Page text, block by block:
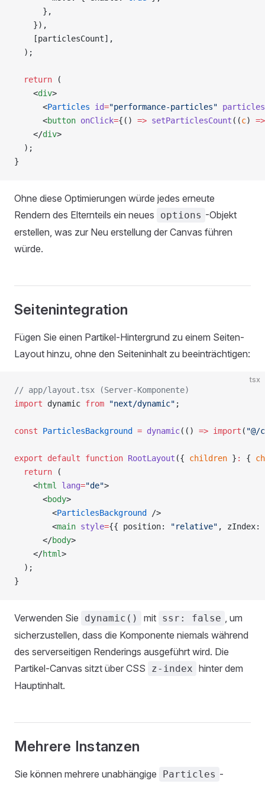
      },
    }),
    [particlesCount],
  );
  return
(
    <
div>
      <
Particles id="performance-particles"
      <
button onClick={() => setParticlesCount ((c) =>
    </
div>
  );
}
Ohne diese Optimierungen würde jedes erneute
Rendern des Elternteils ein neues
options -Objekt
erstellen, was zur Neu erstellung der Canvas führen
würde.
Seitenintegration
Fügen Sie einen Partikel-Hintergrund zu einem Seiten-
Layout hinzu, ohne den Seiteninhalt zu beeinträchtigen:
tsx
// app/layout.tsx (Server-Komponente)
import dynamic from "next/dynamic" ;
const ParticlesBackground = dynamic(() => import ( "@/
export default function RootLayout ({ children } : {
  return
(
    <
html lang="de">
      <
body>
        <
ParticlesBackground
/>
        <
main style={{ position: "relative" , zIndex:
      </
body>
    </
html>
  );
}
Verwenden Sie dynamic() mit ssr: false
, um
sicherzustellen, dass die Komponente niemals während
des serverseitigen Renderings ausgeführt wird. Die
Partikel-Canvas sitzt über CSS
z-index hinter dem
Hauptinhalt.
Mehrere Instanzen
Sie können mehrere unabhängige Particles -